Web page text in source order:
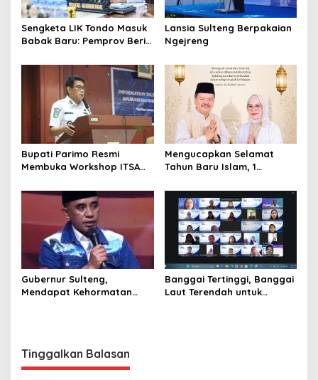
Sengketa LIK Tondo Masuk
Babak Baru: Pemprov Beri
Mediasi dengan Warga
Lansia Sulteng Berpakaian
Ngejreng
Bupati Parimo Resmi
Membuka Workshop ITSA
Pemda 2026
Mengucapkan Selamat
Tahun Baru Islam, 1
Gubernur Sulteng,
Mendapat Kehormatan
Banggai Tertinggi, Banggai
Laut Terendah untuk
Tinggalkan Balasan